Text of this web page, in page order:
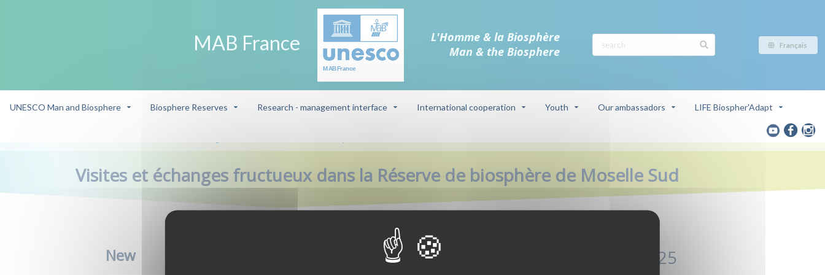
MAB France
L'Homme & la Biosphère
Man & the Biosphere
Français
UNESCO Man and Biosphere Biosphere Reserves Research - management interface International cooperation Youth Our ambassadors LIFE Biospher'Adapt
Visites et échanges fructueux dans la Réserve de biosphère de Moselle Sud
New Juillet - 2025